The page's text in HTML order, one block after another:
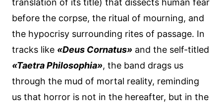
translation of its title) that dissects human fear
before the corpse, the ritual of mourning, and
the hypocrisy surrounding rites of passage. In
tracks like «Deus Cornatus» and the self-titled
«Taetra Philosophia», the band drags us
through the mud of mortal reality, reminding
us that horror is not in the hereafter, but in the